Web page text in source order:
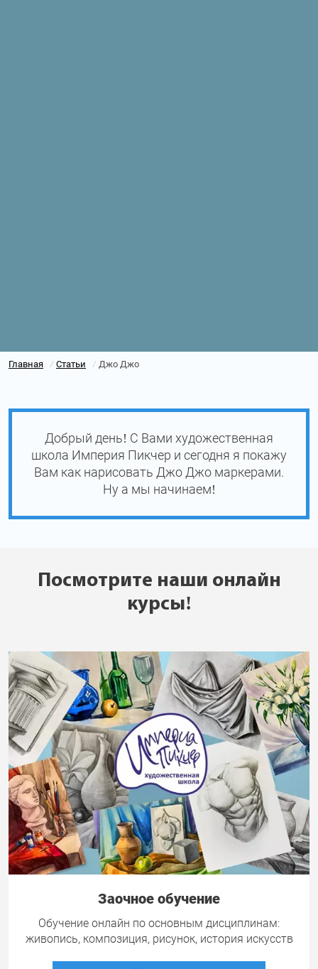
Главная / Статьи / Джо Джо
Добрый день! С Вами художественная
школа Империя Пикчер и сегодня я покажу
Вам как нарисовать Джо Джо маркерами.
Ну а мы начинаем!
Посмотрите наши онлайн
курсы!
Заочное обучение
Обучение онлайн по основным дисциплинам:
живопись, композиция, рисунок, история искусств